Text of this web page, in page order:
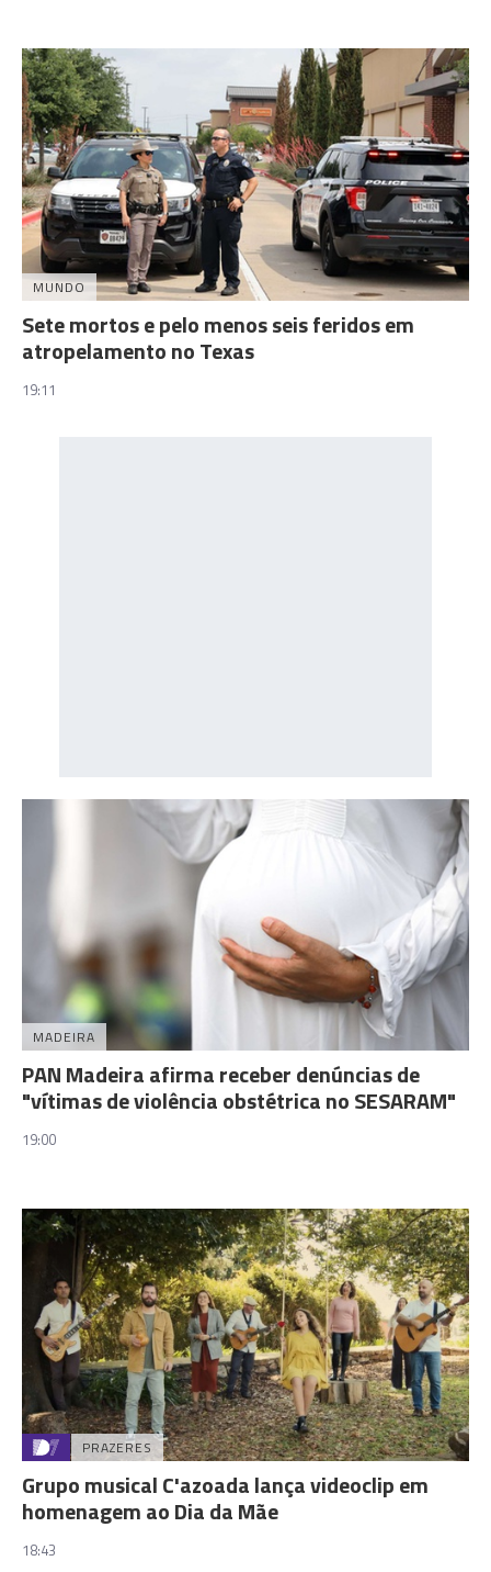
MUNDO
Sete mortos e pelo menos seis feridos em
atropelamento no Texas
19:11
MADEIRA
PAN Madeira afirma receber denúncias de
"vítimas de violência obstétrica no SESARAM"
19:00
PRAZERES
Grupo musical C'azoada lança videoclip em
homenagem ao Dia da Mãe
18:43